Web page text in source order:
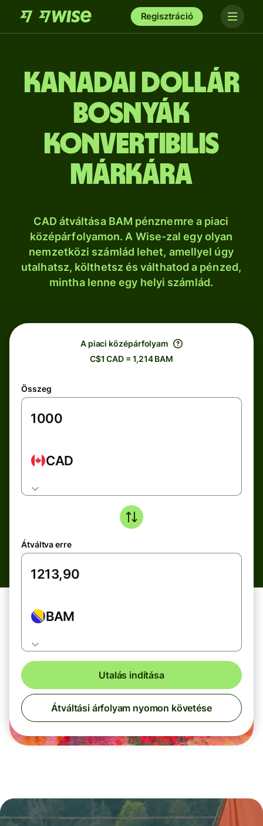
Regisztráció
kanadai dollár
bosnyák
konvertibilis
márkára
CAD átváltása BAM pénznemre a piaci
középárfolyamon. A Wise-zal egy olyan
nemzetközi számlád lehet, amellyel úgy
utalhatsz, költhetsz és válthatod a pénzed,
mintha lenne egy helyi számlád.
A piaci középárfolyam
C$1 CAD = 1,214 BAM
Összeg
CAD
Átváltva erre
BAM
Utalás indítása
Átváltási árfolyam nyomon követése